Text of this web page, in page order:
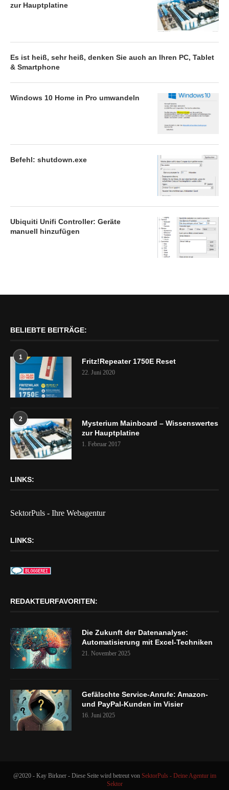
zur Hauptplatine
Es ist heiß, sehr heiß, denken Sie auch an Ihren PC, Tablet
& Smartphone
Windows 10 Home in Pro umwandeln
Befehl: shutdown.exe
Ubiquiti Unifi Controller: Geräte
manuell hinzufügen
BELIEBTE BEITRÄGE:
1 Fritz!Repeater 1750E Reset
22. Juni 2020
2
Mysterium Mainboard – Wissenswertes
zur Hauptplatine
1. Februar 2017
LINKS:
SektorPuls - Ihre Webagentur
LINKS:
REDAKTEURFAVORITEN:
Die Zukunft der Datenanalyse:
Automatisierung mit Excel-Techniken
21. November 2025
Gefälschte Service-Anrufe: Amazon-
und PayPal-Kunden im Visier
16. Juni 2025
@2020 - Kay Birkner - Diese Seite wird betreut von SektorPuls - Deine Agentur im
Sektor